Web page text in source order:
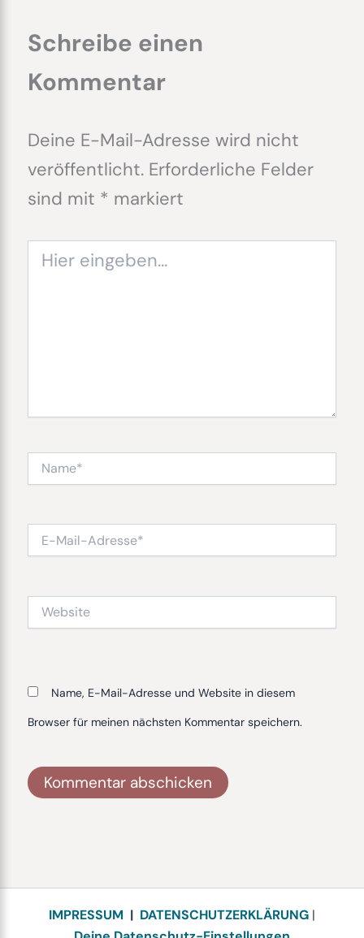
Schreibe einen
Kommentar
Deine E-Mail-Adresse wird nicht
veröffentlicht. Erforderliche Felder
sind mit * markiert
eingeben…
Mail-
Website
Name, E-Mail-Adresse und Website in diesem
Browser für meinen nächsten Kommentar speichern.
IMPRESSUM | DATENSCHUTZERKLÄRUNG |